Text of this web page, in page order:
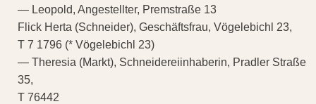
— Leopold, Angestellter, Premstraße 13
Flick Herta (Schneider), Geschäftsfrau, Vögelebichl 23,
T 7 1796 (* Vögelebichl 23)
— Theresia (Markt), Schneidereiinhaberin, Pradler Straße
35,
T 76442